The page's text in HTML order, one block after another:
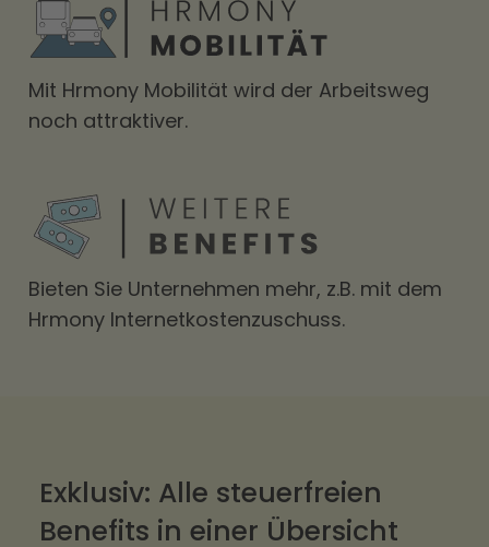
Mit Hrmony Mobilität wird der Arbeitsweg
noch attraktiver.
Bieten Sie Unternehmen mehr, z.B. mit dem
Hrmony Internetkostenzuschuss.
Exklusiv: Alle steuerfreien
Benefits in einer Übersicht